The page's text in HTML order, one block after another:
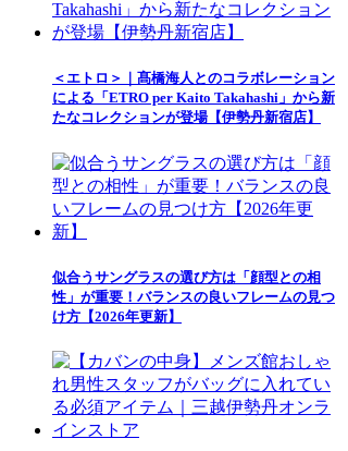
＜エトロ＞｜髙橋海人とのコラボレーション
による「ETRO per Kaito Takahashi」から新
たなコレクションが登場【伊勢丹新宿店】
似合うサングラスの選び方は「顔型との相
性」が重要！バランスの良いフレームの見つ
け方【2026年更新】